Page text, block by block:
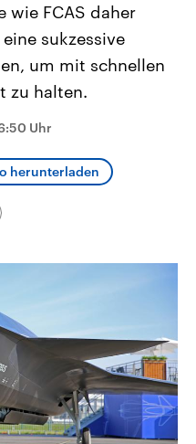
USA
Aktuelle Beiträge,
Hintergründe
gehören die Vereinigten
mit großem Einfluss auf
aktuelle Weltgeschehen.
Podcasts
wie FCAS daher
sukzessive
um mit schnellen
zu halten.
Uhr
herunterladen